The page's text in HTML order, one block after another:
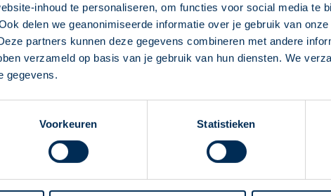
inhoud te personaliseren, om functies voor social media te
delen we geanonimiseerde informatie over je gebruik van
partners kunnen deze gegevens combineren met andere
verzameld op basis van je gebruik van hun diensten. We
gegevens.
Voorkeuren Statistieken
Deze Service Apotheek staat nu ingesteld als
jouw apotheek
Zo kan je makkelijk alle informatie vinden in het
Nebivolol
Nepafenac in het oog
Netupitant met palonosetron
Nicardipine